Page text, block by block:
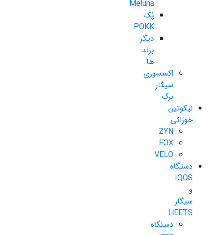
Meluha
پُک
POKK
دیگر
برند
ها
اکسسوری
سیگار
برگ
نیکوتین
خوراکی
ZYN
FOX
VELO
دستگاه
IQOS
و
سیگار
HEETS
دستگاه